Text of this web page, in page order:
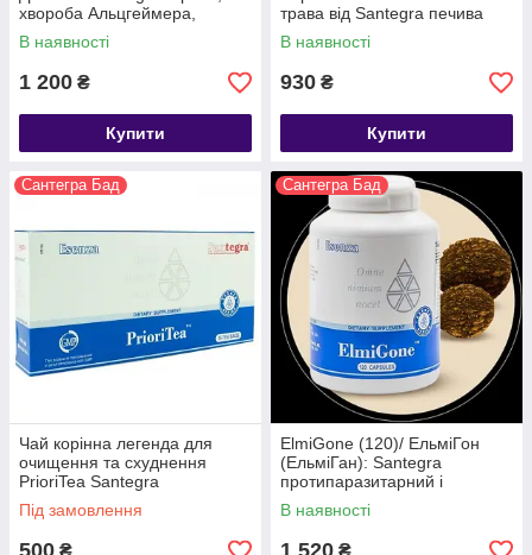
хвороба Альцгеймера,
гіпертонія, розумові
навантаження
В наявності
1 200 ₴
Купити
трава від Santegra печива
лімфопатія клімакс псоріаз
В наявності
930 ₴
Купити
Сантегра Бад
Чай корінна легенда для
очищення та схуднення
PrioriTea Santegra
Під замовлення
₴
Сантегра Бад
ElmiGone (120)/ ЕльміГон
(ЕльміГан): Santegra
протипаразитарний і
протиглистій засіб;
В наявності
₴